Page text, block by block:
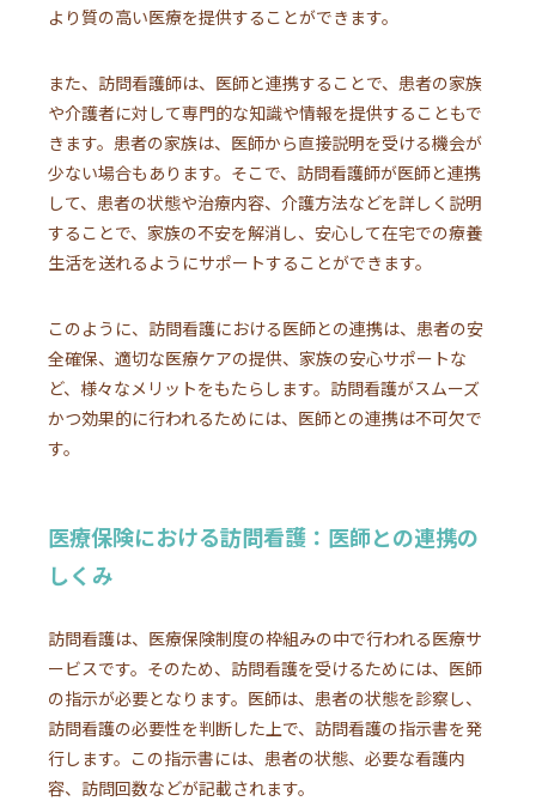
より質の高い医療を提供することができます。
また、訪問看護師は、医師と連携することで、患者の家族
や介護者に対して専門的な知識や情報を提供することもで
きます。患者の家族は、医師から直接説明を受ける機会が
少ない場合もあります。そこで、訪問看護師が医師と連携
して、患者の状態や治療内容、介護方法などを詳しく説明
することで、家族の不安を解消し、安心して在宅での療養
生活を送れるようにサポートすることができます。
このように、訪問看護における医師との連携は、患者の安
全確保、適切な医療ケアの提供、家族の安心サポートな
ど、様々なメリットをもたらします。訪問看護がスムーズ
かつ効果的に行われるためには、医師との連携は不可欠で
す。
医療保険における訪問看護：医師との連携の
しくみ
訪問看護は、医療保険制度の枠組みの中で行われる医療サ
ービスです。そのため、訪問看護を受けるためには、医師
の指示が必要となります。医師は、患者の状態を診察し、
訪問看護の必要性を判断した上で、訪問看護の指示書を発
行します。この指示書には、患者の状態、必要な看護内
容、訪問回数などが記載されます。